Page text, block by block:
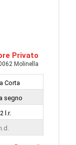
Privato
Molinella
Corta
segno
l.r.